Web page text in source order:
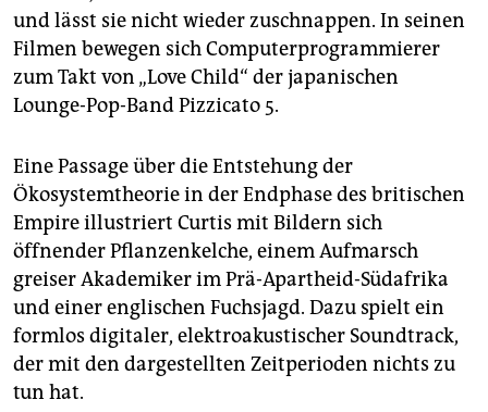
und lässt sie nicht wieder zuschnappen. In seinen
Filmen bewegen sich Computerprogrammierer
zum Takt von „Love Child“ der japanischen
Lounge-Pop-Band Pizzicato 5.
Eine Passage über die Entstehung der
Ökosystemtheorie in der Endphase des britischen
Empire illustriert Curtis mit Bildern sich
öffnender Pflanzenkelche, einem Aufmarsch
greiser Akademiker im Prä-Apartheid-Südafrika
und einer englischen Fuchsjagd. Dazu spielt ein
formlos digitaler, elektroakustischer Soundtrack,
der mit den dargestellten Zeitperioden nichts zu
tun hat.